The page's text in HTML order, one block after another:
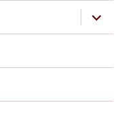
näytä